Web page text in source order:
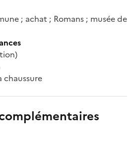
; achat ; Romans ; musée de
chaussure